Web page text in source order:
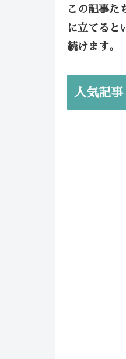
この記事た
に立てると
続けます。
人気記事